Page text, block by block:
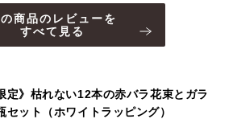
商品のレビューを
すべて見る
定》枯れない12本の赤バラ花束とガラ
セット（ホワイトラッピング）